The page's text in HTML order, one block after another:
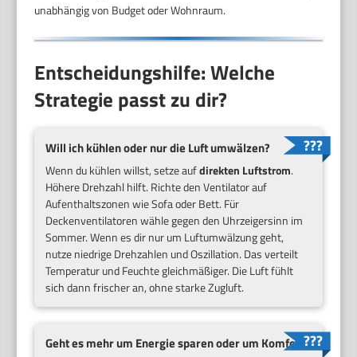
unabhängig von Budget oder Wohnraum.
Entscheidungshilfe: Welche
Strategie passt zu dir?
Will ich kühlen oder nur die Luft umwälzen?
Wenn du kühlen willst, setze aufdirekten Luftstrom.
Höhere Drehzahl hilft. Richte den Ventilator auf
Aufenthaltszonen wie Sofa oder Bett. Für
Deckenventilatoren wähle gegen den Uhrzeigersinn im
Sommer. Wenn es dir nur um Luftumwälzung geht,
nutze niedrige Drehzahlen und Oszillation. Das verteilt
Temperatur und Feuchte gleichmäßiger. Die Luft fühlt
sich dann frischer an, ohne starke Zugluft.
Geht es mehr um Energie sparen oder um Komfort?